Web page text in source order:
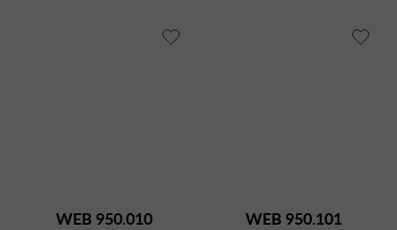
WEB 950.010 WEB 950.101